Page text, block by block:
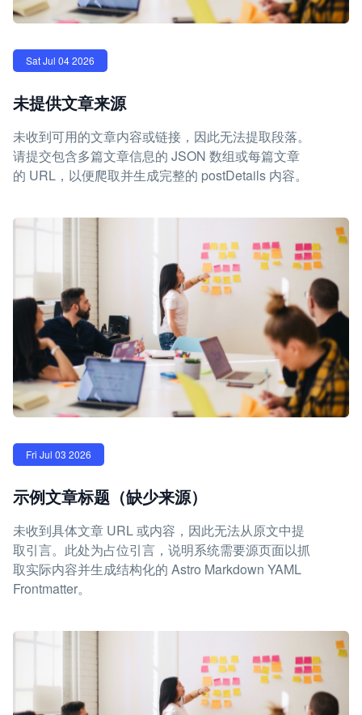
Sat Jul 04 2026
未提供文章来源
未收到可用的文章内容或链接，因此无法提取段落。
请提交包含多篇文章信息的 JSON 数组或每篇文章
的 URL，以便爬取并生成完整的 postDetails 内容。
Fri Jul 03 2026
示例文章标题（缺少来源）
未收到具体文章 URL 或内容，因此无法从原文中提
取引言。此处为占位引言，说明系统需要源页面以抓
取实际内容并生成结构化的 Astro Markdown YAML
Frontmatter。